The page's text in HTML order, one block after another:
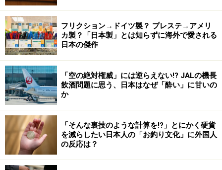
フリクション→ドイツ製？ プレステ→アメリ
カ製？「日本製」とは知らずに海外で愛される
日本の傑作
「空の絶対権威」には逆らえない!? JALの機長
飲酒問題に思う、日本はなぜ「酔い」に甘いの
か
「そんな裏技のような計算を!?」とにかく硬貨
を減らしたい日本人の「お釣り文化」に外国人
の反応は？